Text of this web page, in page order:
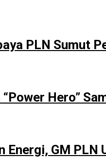
PLN Sumut
Hero”
Energi, GM PLN